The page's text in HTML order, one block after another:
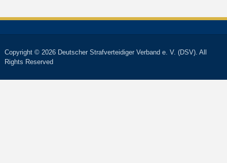
Copyright © 2026 Deutscher Strafverteidiger Verband e. V. (DSV). All
Rights Reserved